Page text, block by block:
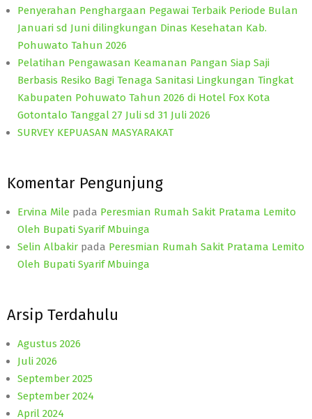
Penyerahan Penghargaan Pegawai Terbaik Periode Bulan
Januari sd Juni dilingkungan Dinas Kesehatan Kab.
Pohuwato Tahun 2026
Pelatihan Pengawasan Keamanan Pangan Siap Saji
Berbasis Resiko Bagi Tenaga Sanitasi Lingkungan Tingkat
Kabupaten Pohuwato Tahun 2026 di Hotel Fox Kota
Gotontalo Tanggal 27 Juli sd 31 Juli 2026
SURVEY KEPUASAN MASYARAKAT
Komentar Pengunjung
Ervina Mile pada Peresmian Rumah Sakit Pratama Lemito
Oleh Bupati Syarif Mbuinga
Selin Albakir pada Peresmian Rumah Sakit Pratama Lemito
Oleh Bupati Syarif Mbuinga
Arsip Terdahulu
Agustus 2026
Juli 2026
September 2025
September 2024
April 2024